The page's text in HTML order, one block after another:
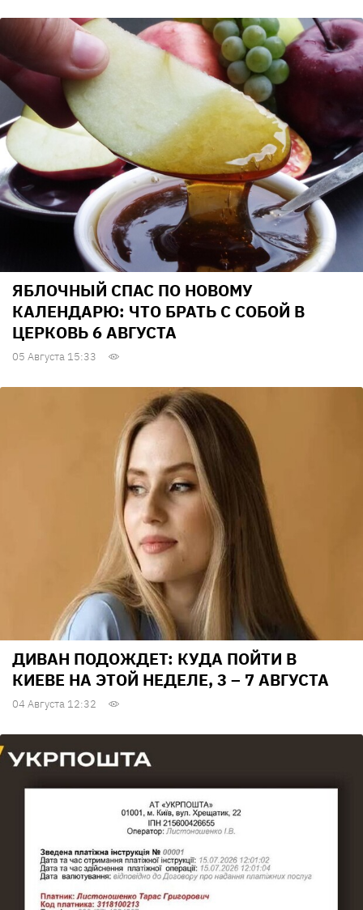
ЯБЛОЧНЫЙ СПАС ПО НОВОМУ
КАЛЕНДАРЮ: ЧТО БРАТЬ С СОБОЙ В
ЦЕРКОВЬ 6 АВГУСТА
05 Августа 15:33
ДИВАН ПОДОЖДЕТ: КУДА ПОЙТИ В
КИЕВЕ НА ЭТОЙ НЕДЕЛЕ, 3 – 7 АВГУСТА
04 Августа 12:32